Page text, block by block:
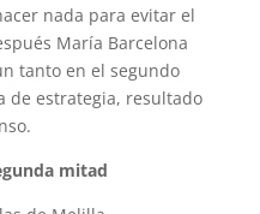
nada para evitar el
María Barcelona
tanto en el segundo
de estrategia, resultado
mitad